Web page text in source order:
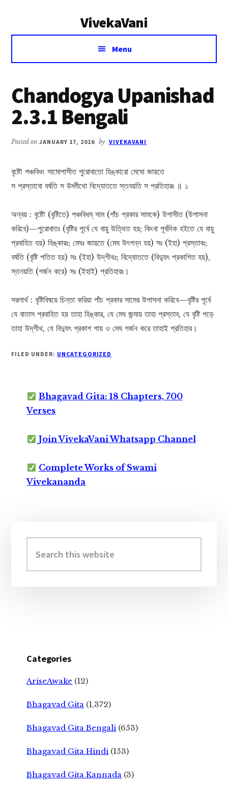
VivekaVani
Voice
Vivekananda
Menu
Chandogya Upanishad
2.3.1 Bengali
Posted onJANUARY 17, 2016 by VIVEKAVANI
বৃষ্টৌ পঞ্চবিধং সামোপাসীত পুরোবাতো হিঙ্কারো মেঘো জায়তে
স প্রস্তাবো বর্ষতি স উদ্গীথো বিদ্যোততে স্তনয়তি স প্রতিহারঃ ॥ ১
অন্বয় : বৃষ্টৌ (বৃষ্টিতে) পঞ্চবিধম্ সাম (পাঁচ প্রকার সামকে) উপাসীত (উপাসনা
করিবে)—পুরোবাতঃ (বৃষ্টির পূর্বে যে বায়ু উত্থিত হয়; কিংবা পূর্বদিক হইতে যে বায়ু
প্রবাহিত হয়) হিঙ্কারঃ; মেঘঃ জায়তে (মেঘ উৎপন্ন হয়) সঃ (ইহা) প্রস্তাবঃ;
বর্ষতি (বৃষ্টি পতিত হয়) সঃ (ইহা) উদ্‌গীথঃ; বিদ্যোততে (বিদ্যুৎ প্রকাশিত হয়),
স্তনয়তি (গর্জন করে) সঃ (ইহাই) প্রতিহারঃ।
সরলার্থ : বৃষ্টিবিষয়ে চিন্তা করিয়া পাঁচ প্রকার সামের উপাসনা করিবে—বৃষ্টির পূর্বে
যে বাতাস প্রবাহিত হয় তাহা হিঙ্কার, যে মেঘ জন্মায় তাহা প্রস্তাব, যে বৃষ্টি পড়ে
তাহা উদ্‌গীথ, যে বিদ্যুৎ প্রকাশ পায় ও মেঘ গর্জন করে তাহাই প্রতিহার।
FILED UNDER: UNCATEGORIZED
Bhagavad Gita: 18 Chapters, 700
Verses
Join VivekaVani Whatsapp Channel
Complete Works of Swami
Vivekananda
Sidebar
this
website
Categories
AriseAwake (12)
Bhagavad Gita (1,372)
Bhagavad Gita Bengali (653)
Bhagavad Gita Hindi (153)
Bhagavad Gita Kannada (3)